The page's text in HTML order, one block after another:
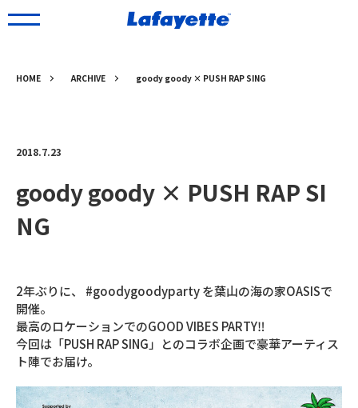
HOME ARCHIVE goody goody × PUSH RAP SING
2018.7.23
goody goody × PUSH RAP SI
NG
2年ぶりに、 #goodygoodyparty を葉山の海の家OASISで
開催。
最高のロケーションでのGOOD VIBES PARTY‼︎
今回は「PUSH RAP SING」とのコラボ企画で豪華アーティス
ト陣でお届け。